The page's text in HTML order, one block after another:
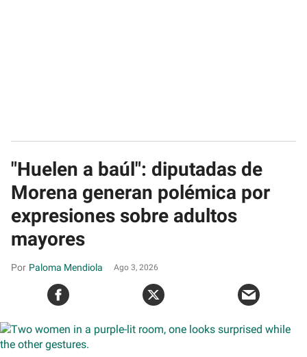
"Huelen a baúl": diputadas de
Morena generan polémica por
expresiones sobre adultos
mayores
Paloma Mendiola Ago 3, 2026